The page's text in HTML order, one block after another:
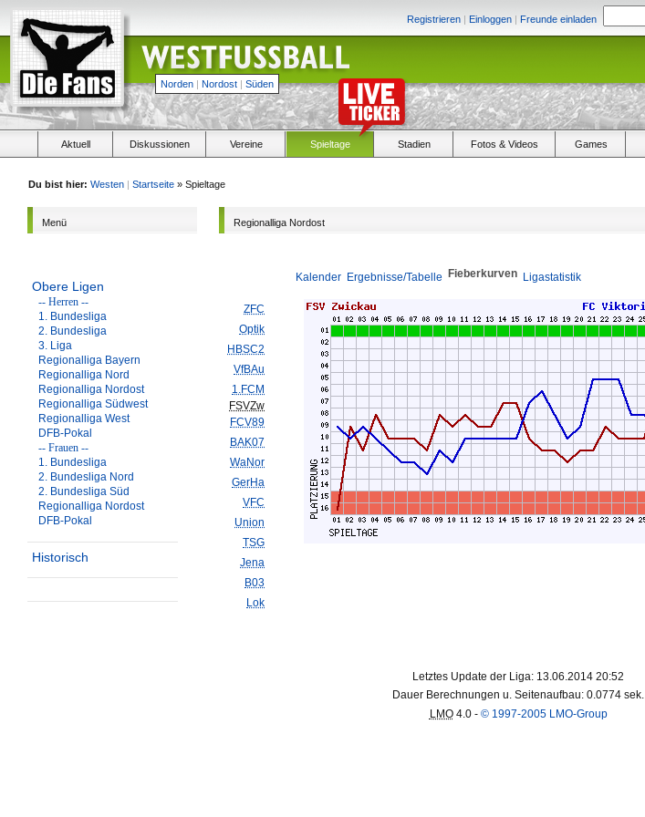
Registrieren | Einloggen | Freunde einladen
Norden | Nordost | Süden
Aktuell Diskussionen Vereine Spieltage Stadien Fotos & Videos Games
Du bist hier: Westen | Startseite » Spieltage
Menü
Obere Ligen
-- Herren --
1. Bundesliga
2. Bundesliga
3. Liga
Regionalliga Bayern
Regionalliga Nord
Regionalliga Nordost
Regionalliga Südwest
Regionalliga West
DFB-Pokal
-- Frauen --
1. Bundesliga
2. Bundesliga Nord
2. Bundesliga Süd
Regionalliga Nordost
DFB-Pokal
Historisch
Regionalliga Nordost
Kalender Ergebnisse/Tabelle Fieberkurven Ligastatistik
ZFC
Optik
HBSC2
VfBAu
1.FCM
FSVZw
FCV89
BAK07
WaNor
GerHa
VFC
Union
TSG
Jena
B03
Lok
Letztes Update der Liga: 13.06.2014 20:52
Dauer Berechnungen u. Seitenaufbau: 0.0774 sek.
LMO4.0 - © 1997-2005 LMO-Group